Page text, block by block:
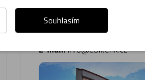
Adresa:Pražská třída 755/176,
Hradec Králové - 500 04
Tel. číslo:495 221 391
E-mail:info@ebikehk.cz
Souhlasím